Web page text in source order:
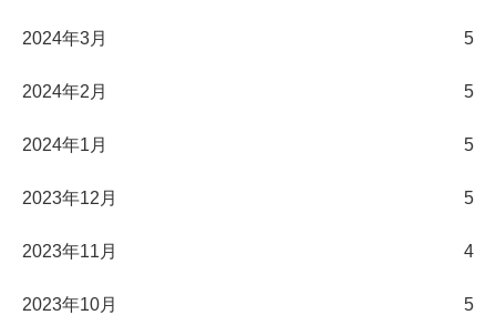
2024年3月 5
2024年2月 5
2024年1月 5
2023年12月 5
2023年11月 4
2023年10月 5